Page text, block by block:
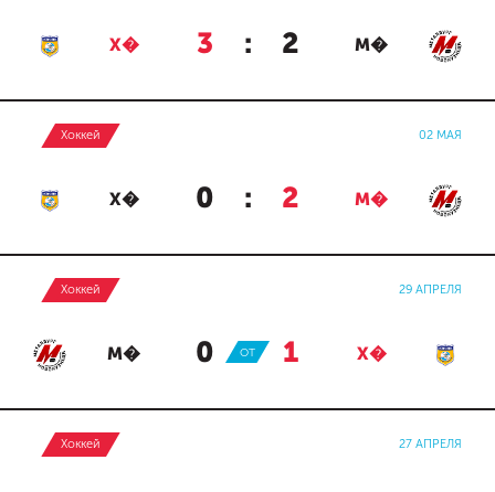
Х� 3 : 2 М�
Хоккей 02 МАЯ
Х� 0 : 2 М�
Хоккей 29 АПРЕЛЯ
М� 0 : 1 Х�
ОТ
Хоккей 27 АПРЕЛЯ